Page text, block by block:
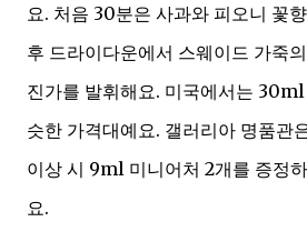
요. 처음 30분은 사과와 피오니 꽃
후 드라이다운에서 스웨이드 가죽
진가를 발휘해요. 미국에서는
슷한 가격대예요. 갤러리아 명품관
이상 시 9ml 미니어처 2개를 증정
요.